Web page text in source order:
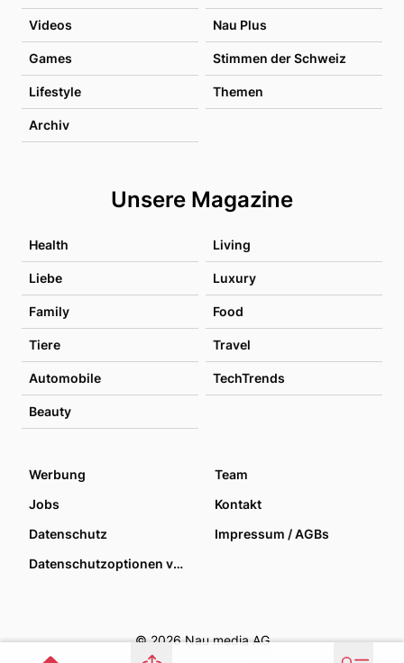
Videos Nau Plus
Games Stimmen der Schweiz
Lifestyle Themen
Archiv
Unsere Magazine
Health Living
Liebe Luxury
Family Food
Tiere Travel
Automobile TechTrends
Beauty
Werbung
Team
Jobs
Kontakt
Datenschutz
Impressum / AGBs
Datenschutzoptionen verwalten
© 2026 Nau media AG